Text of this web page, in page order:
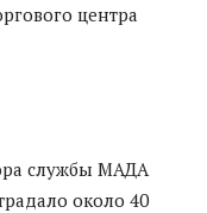
центра
службы МАДА
около 40